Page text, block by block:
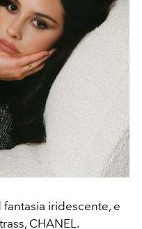
iridescente, e
CHANEL.